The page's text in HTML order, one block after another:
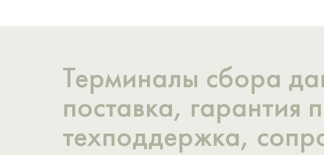
Терминалы сбора
поставка, гарантия
техподдержка,